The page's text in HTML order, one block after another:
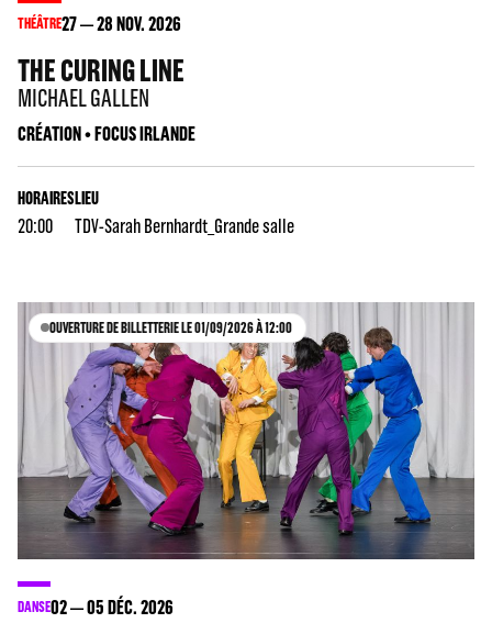
THÉÂTRE27 28NOV. 2026
THE CURING LINE
MICHAEL GALLEN
CRÉATION • FOCUS IRLANDE
HORAIRES
20:00
LIEU
TDV-Sarah Bernhardt_Grande salle
OUVERTURE DE BILLETTERIE LE 01/09/2026 À 12:00
DANSE02 05DÉC. 2026